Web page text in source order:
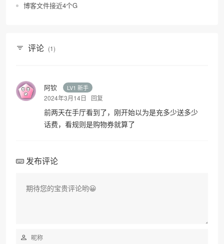
博客文件接近4个G
评论 (1)
阿钦 LV1 新手
2024年3月14日 回复
前两天在手厅看到了，刚开始以为是充多少送多少
话费，看规则是购物券就算了
发布评论